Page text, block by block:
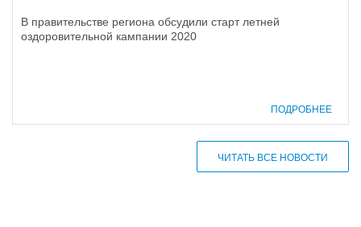
В правительстве региона обсудили старт летней
оздоровительной кампании 2020
ПОДРОБНЕЕ
ЧИТАТЬ ВСЕ НОВОСТИ